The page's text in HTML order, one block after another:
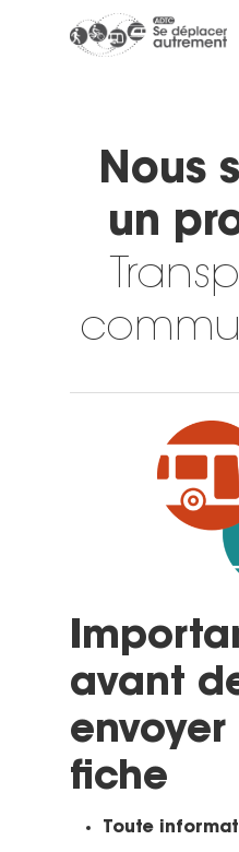
Nous
un
avant
envoyer
fiche
Toute